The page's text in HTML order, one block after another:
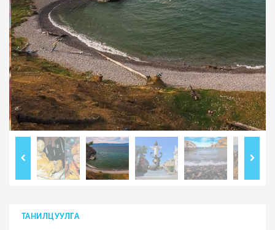
ТАНИЛЦУУЛГА